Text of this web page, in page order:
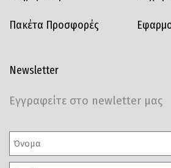
Πακέτα Προσφορές
Newsletter
Εγγραφείτε στο newletter μας